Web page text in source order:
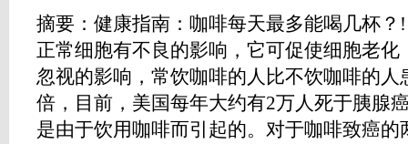
摘要：健康指南：咖啡每天最多能喝几杯
正常细胞有不良的影响，它可促使细胞老
忽视的影响，常饮咖啡的人比不饮咖啡的
倍，目前，美国每年大约有2万人死于胰腺
是由于饮用咖啡而引起的。对于咖啡致癌